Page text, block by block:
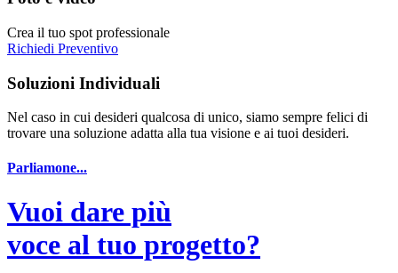
Crea il tuo spot professionale
Richiedi Preventivo
Soluzioni Individuali
Nel caso in cui desideri qualcosa di unico, siamo sempre felici di
trovare una soluzione adatta alla tua visione e ai tuoi desideri.
Parliamone...
Vuoi dare più
voce al tuo progetto?